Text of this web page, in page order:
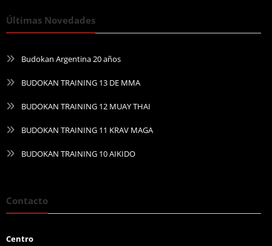
Últimas Novedades
Budokan Argentina 20 años
BUDOKAN TRAINING 13 DE MMA
BUDOKAN TRAINING 12 MUAY THAI
BUDOKAN TRAINING 11 KRAV MAGA
BUDOKAN TRAINING 10 AIKIDO
Contacto
Centro